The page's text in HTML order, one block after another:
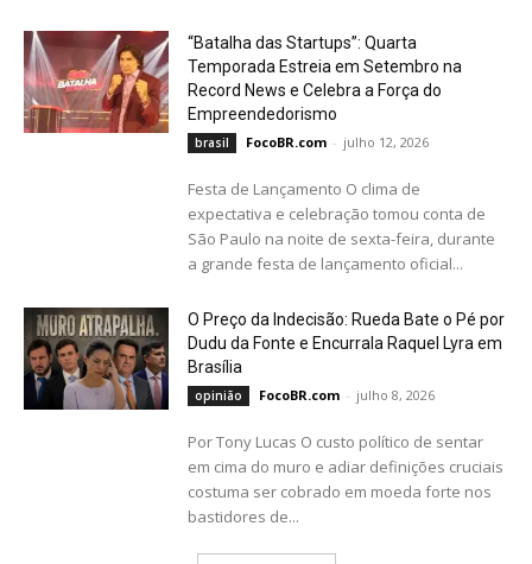
“Batalha das Startups”: Quarta
Temporada Estreia em Setembro na
Record News e Celebra a Força do
Empreendedorismo
brasil FocoBR.com - julho 12, 2026
Festa de Lançamento O clima de
expectativa e celebração tomou conta de
São Paulo na noite de sexta-feira, durante
a grande festa de lançamento oficial...
O Preço da Indecisão: Rueda Bate o Pé por
Dudu da Fonte e Encurrala Raquel Lyra em
Brasília
opinião FocoBR.com - julho 8, 2026
Por Tony Lucas O custo político de sentar
em cima do muro e adiar definições cruciais
costuma ser cobrado em moeda forte nos
bastidores de...